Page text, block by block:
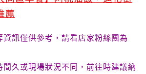
薦
資訊僅供參考，請看店家粉絲團為
間久或現場狀況不同，前往時建議納